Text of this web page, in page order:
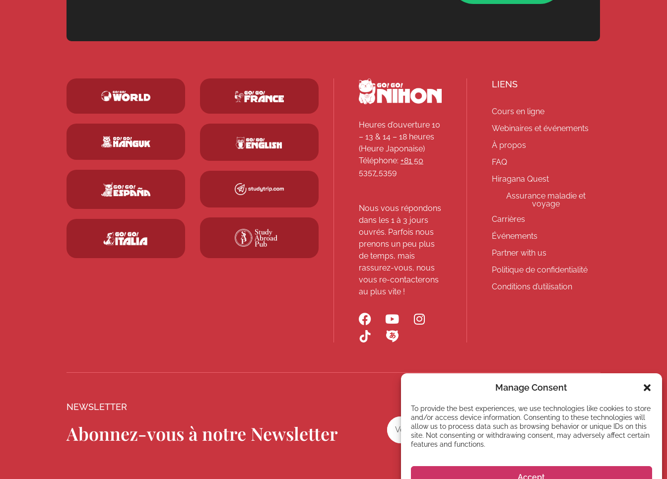
Manage Consent
To provide the best experiences, we use technologies like cookies to store
and/or access device information. Consenting to these technologies will
allow us to process data such as browsing behavior or unique IDs on this
site. Not consenting or withdrawing consent, may adversely affect certain
features and functions.
Accept
Heures d’ouverture 10
– 13 & 14 – 18 heures
(Heure Japonaise)
Téléphone: +81 50
5357 5359
Nous vous répondons
dans les 1 à 3 jours
ouvrés. Parfois nous
prenons un peu plus
de temps, mais
rassurez-vous, nous
vous re-contacterons
au plus vite !
LIENS
Cours en ligne
Webinaires et événements
À propos
FAQ
Hiragana Quest
Assurance maladie et
voyage
Carrières
Événements
Partner with us
Politique de confidentialité
Conditions d’utilisation
NEWSLETTER
Abonnez-vous à notre Newsletter S'abonner